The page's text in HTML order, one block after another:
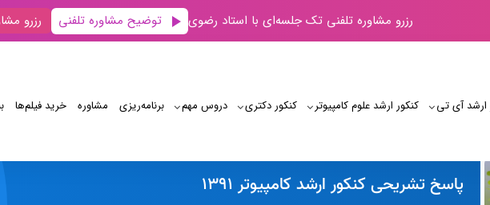
رزرو مشاوره تلفنی تک جلسه‌ای با استاد رضوی توضیح مشاوره تلفنی رزرو
ارشد آی‌ تی کنکور ارشد علوم کامپیوتر کنکور دکتری دروس مهم برنامه‌‌ریزی مشاوره خرید فیلم‌ها
پاسخ تشریحی کنکور ارشد کامپیوتر 1391